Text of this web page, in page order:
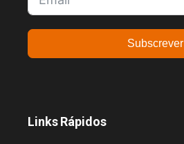
Subscrever
Links Rápidos